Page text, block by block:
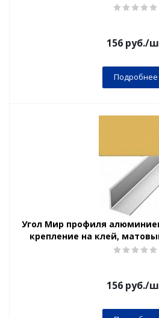
156руб./
Подробнее
Угол Мир профиля
крепление на клей,
156руб./